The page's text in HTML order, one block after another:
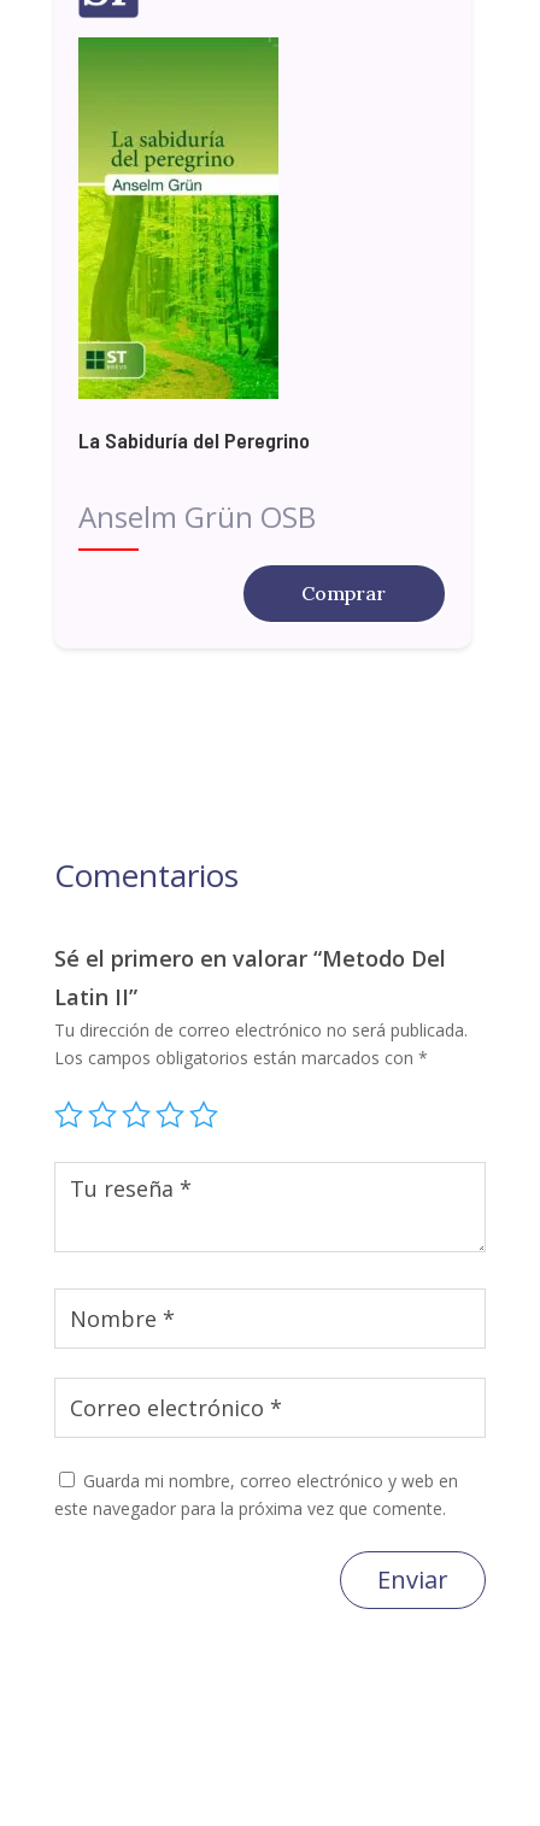
La Sabiduría del Peregrino
Anselm Grün OSB
Comprar
Comentarios
Sé el primero en valorar “Metodo Del
Latin II”
Tu dirección de correo electrónico no será publicada.
Los campos obligatorios están marcados con *
Guarda mi nombre, correo electrónico y web en
este navegador para la próxima vez que comente.
Enviar